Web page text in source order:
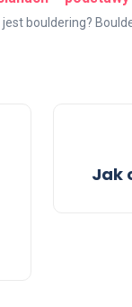
bouldering?
Jak